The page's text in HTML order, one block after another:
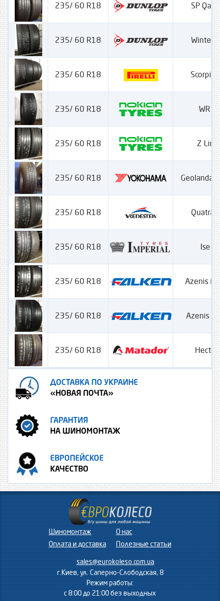
235/ 60 R18 SP
235/ 60 R18 Winter
235/ 60 R18
235/ 60 R18 WR
235/ 60 R18 Z Line
235/ 60 R18 Geolandar
235/ 60 R18 Quatrac
235/ 60 R18 Ise
235/ 60 R18 Azenis
235/ 60 R18 Azenis
235/ 60 R18
ДОСТАВКА ПО УКРАИНЕ
«НОВАЯ ПОЧТА»
ГАРАНТИЯ
НА ШИНОМОНТАЖ
ЕВРОПЕЙСКОЕ
КАЧЕСТВО
Шиномонтаж
Оплата и доставка
О нас
Полезные статьи
sales@eurokoleso.com.ua
г.Киев, ул. Саперно-Слободская, 8
Режим работы:
с 8:00 до 21:00 без выходных